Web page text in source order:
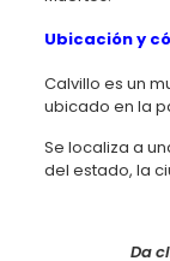
Ubicación y
Calvillo es un
ubicado en la
Se localiza a
del estado, la
Da